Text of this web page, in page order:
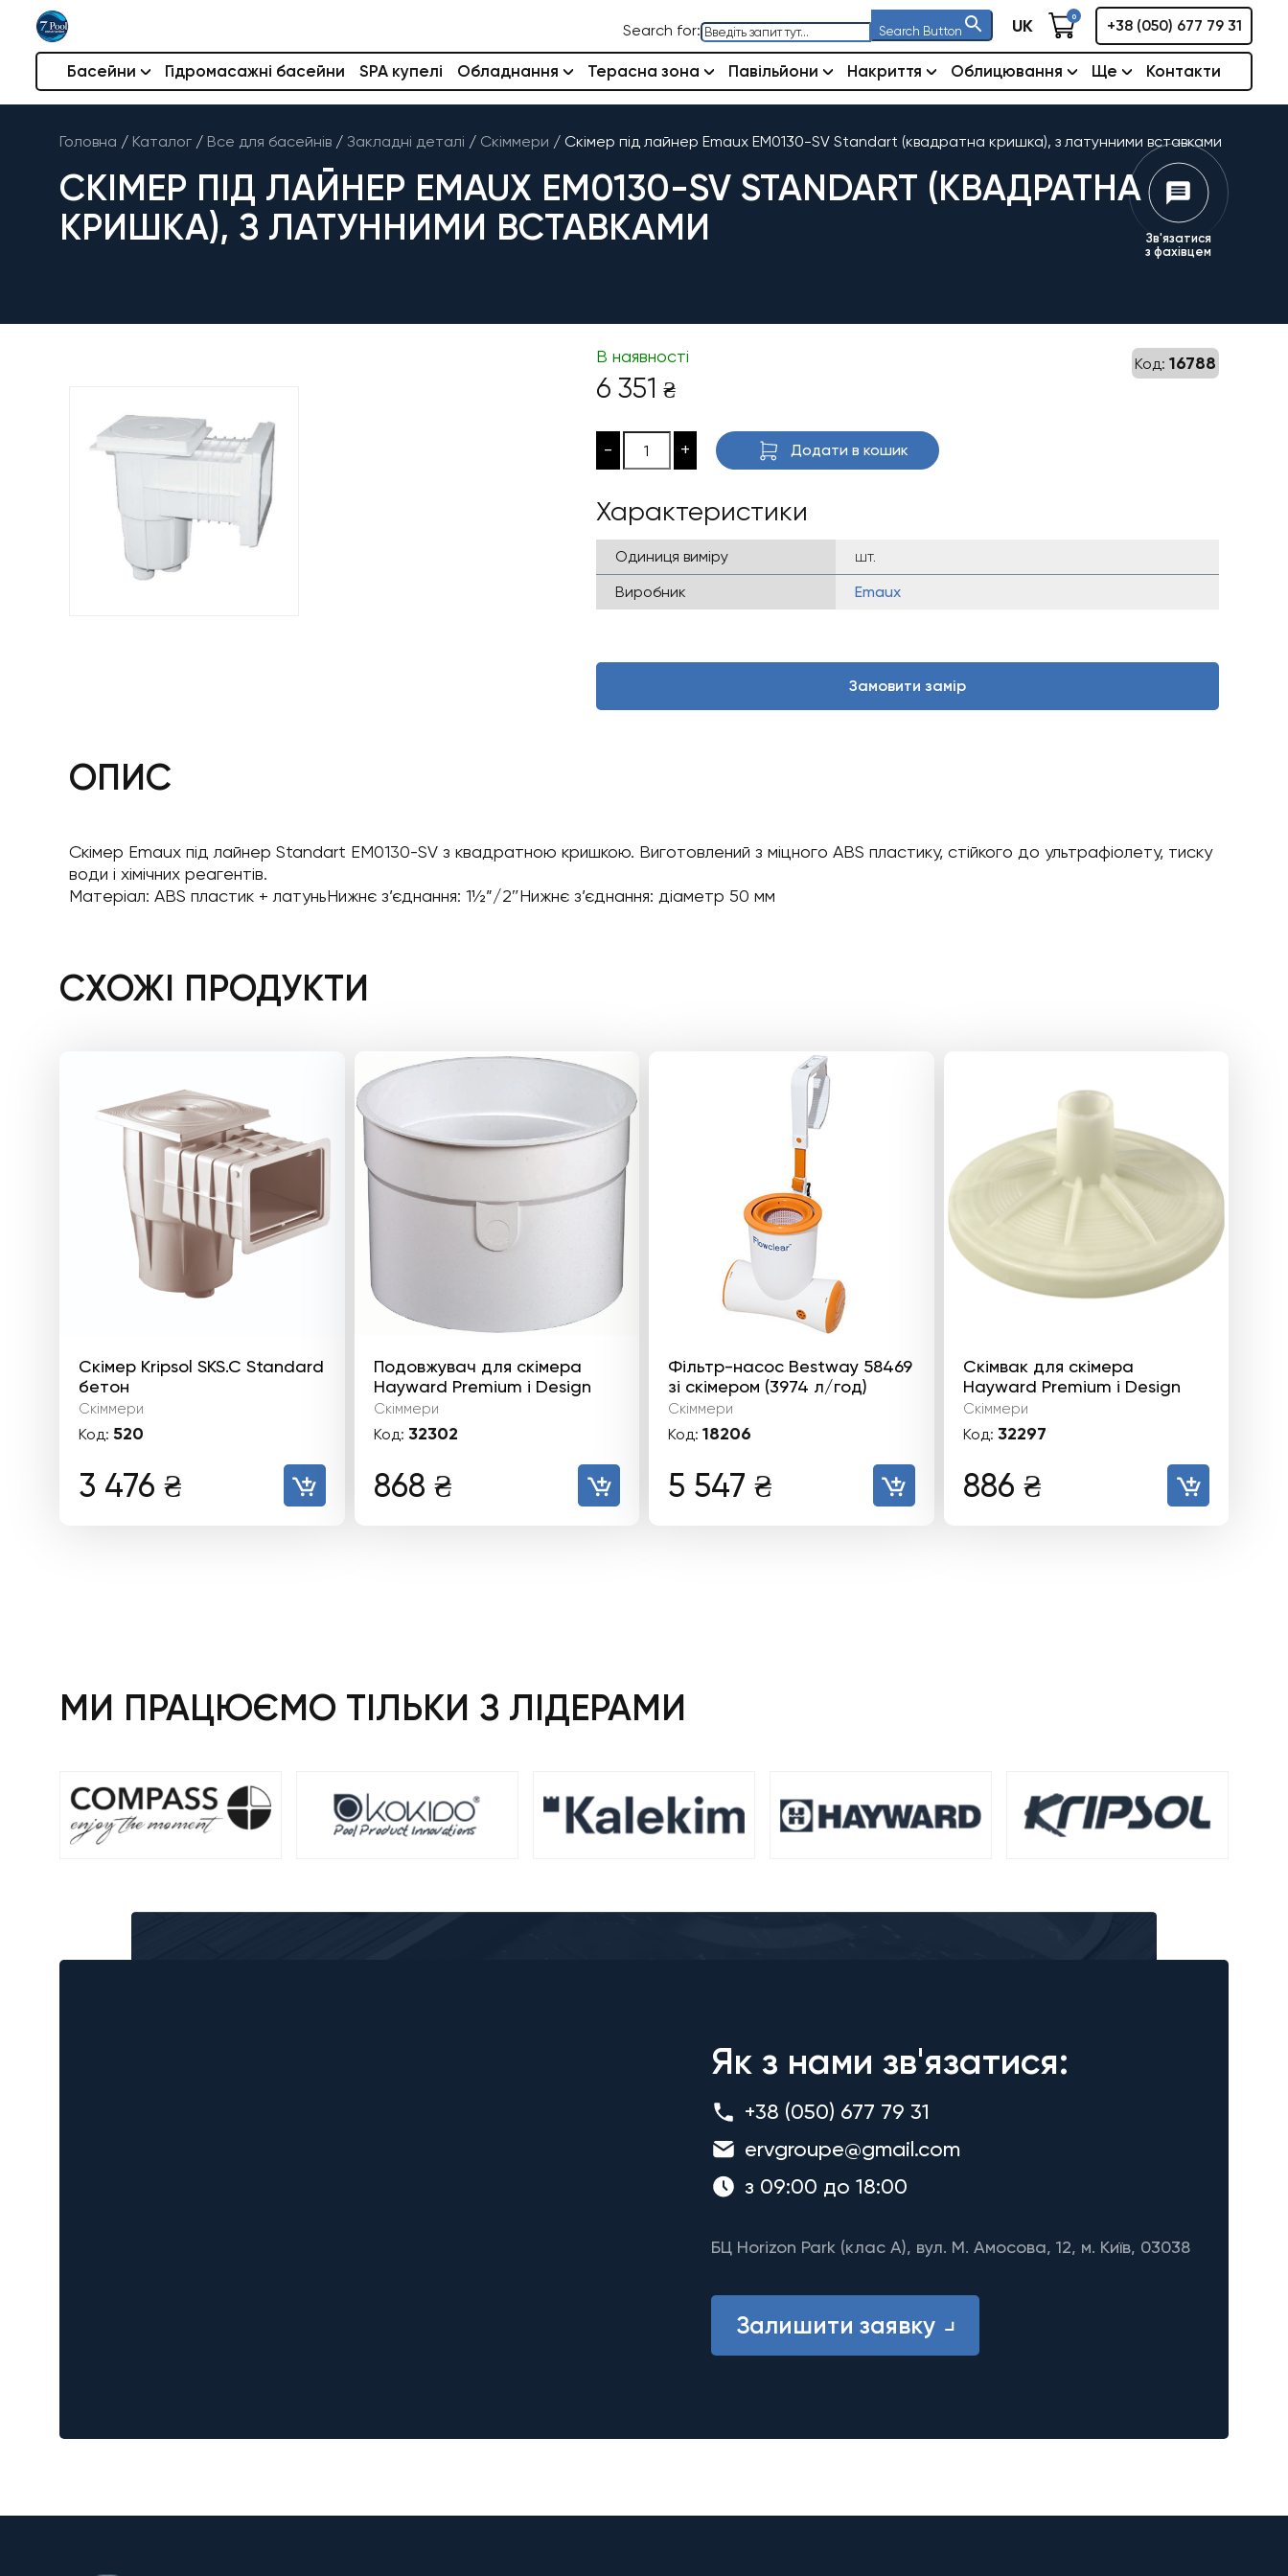
Search for: Search Button UK 0
+38 (050) 677 79 31
Басейни Гідромасажні басейни SPA купелі Обладнання Терасна зона Павільйони Накриття Облицювання Ще Контакти
Головна / Каталог / Все для басейнів / Закладні деталі / Скіммери / Скімер під лайнер Emaux EM0130-SV Standart (квадратна кришка), з латунними вставками
СКІМЕР ПІД ЛАЙНЕР EMAUX EM0130-SV STANDART (КВАДРАТНА
КРИШКА), З ЛАТУННИМИ ВСТАВКАМИ
Зв'язатися
з фахівцем
Код: 16788
В наявності
6 351 ₴
- + Додати в кошик
Характеристики
Одиниця виміру
шт.
Виробник
Emaux
Замовити замір
ОПИС
Скімер Emaux під лайнер Standart EM0130-SV з квадратною кришкою. Виготовлений з міцного ABS пластику, стійкого до ультрафіолету, тиску
води і хімічних реагентів.
Матеріал: ABS пластик + латуньНижнє з’єднання: 1½”/2″Нижнє з’єднання: діаметр 50 мм
СХОЖІ ПРОДУКТИ
Скімер Kripsol SKS.C Standard
бетон
Скіммери
Код: 520
3 476 ₴
Подовжувач для скімера
Hayward Premium і Design
Скіммери
Код: 32302
868 ₴
Фільтр-насос Bestway 58469
зі скімером (3974 л/год)
Скіммери
Код: 18206
5 547 ₴
Скімвак для скімера
Hayward Premium і Design
Скіммери
Код: 32297
886 ₴
МИ ПРАЦЮЄМО ТІЛЬКИ З ЛІДЕРАМИ
Як з нами зв'язатися:
+38 (050) 677 79 31
ervgroupe@gmail.com
з 09:00 до 18:00
БЦ Horizon Park (клас A), вул. М. Амосова, 12, м. Київ, 03038
Залишити заявку